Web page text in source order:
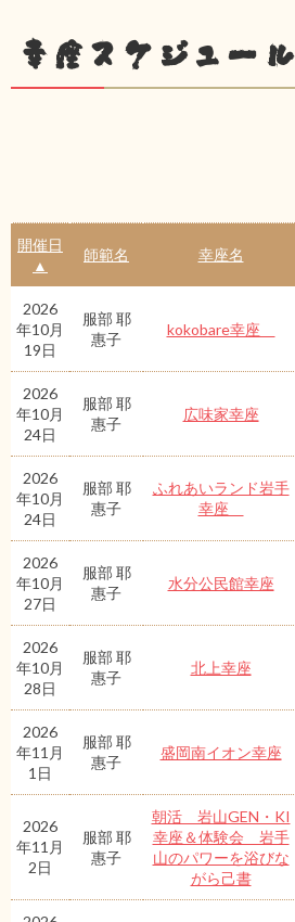
幸座スケジュール
開催日
▲
師範名 幸座名
2026
年10月
19日
服部 耶
惠子
kokobare幸座
2026
年10月
24日
服部 耶
惠子
広味家幸座
2026
年10月
24日
服部 耶
惠子
ふれあいランド岩手
幸座
2026
年10月
27日
服部 耶
惠子
水分公民館幸座
2026
年10月
28日
服部 耶
惠子
北上幸座
2026
年11月
1日
服部 耶
惠子
盛岡南イオン幸座
2026
年11月
2日
服部 耶
惠子
朝活 岩山GEN・KI
幸座＆体験会 岩手
山のパワーを浴びな
がら己書